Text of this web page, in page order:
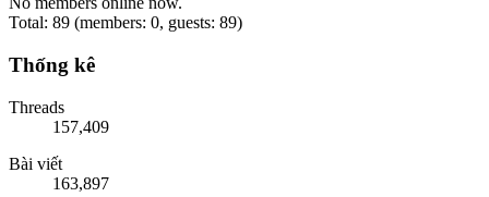
Total: 89 (members: 0, guests: 89)
Thống kê
Threads
157,409
Bài viết
163,897